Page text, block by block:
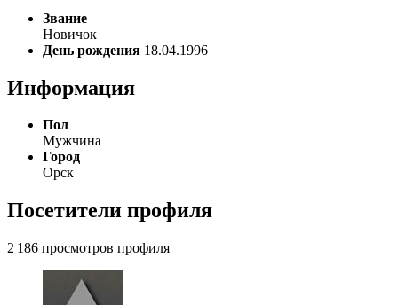
Звание
Новичок
День рождения 18.04.1996
Информация
Пол
Мужчина
Город
Орск
Посетители профиля
2 186 просмотров профиля